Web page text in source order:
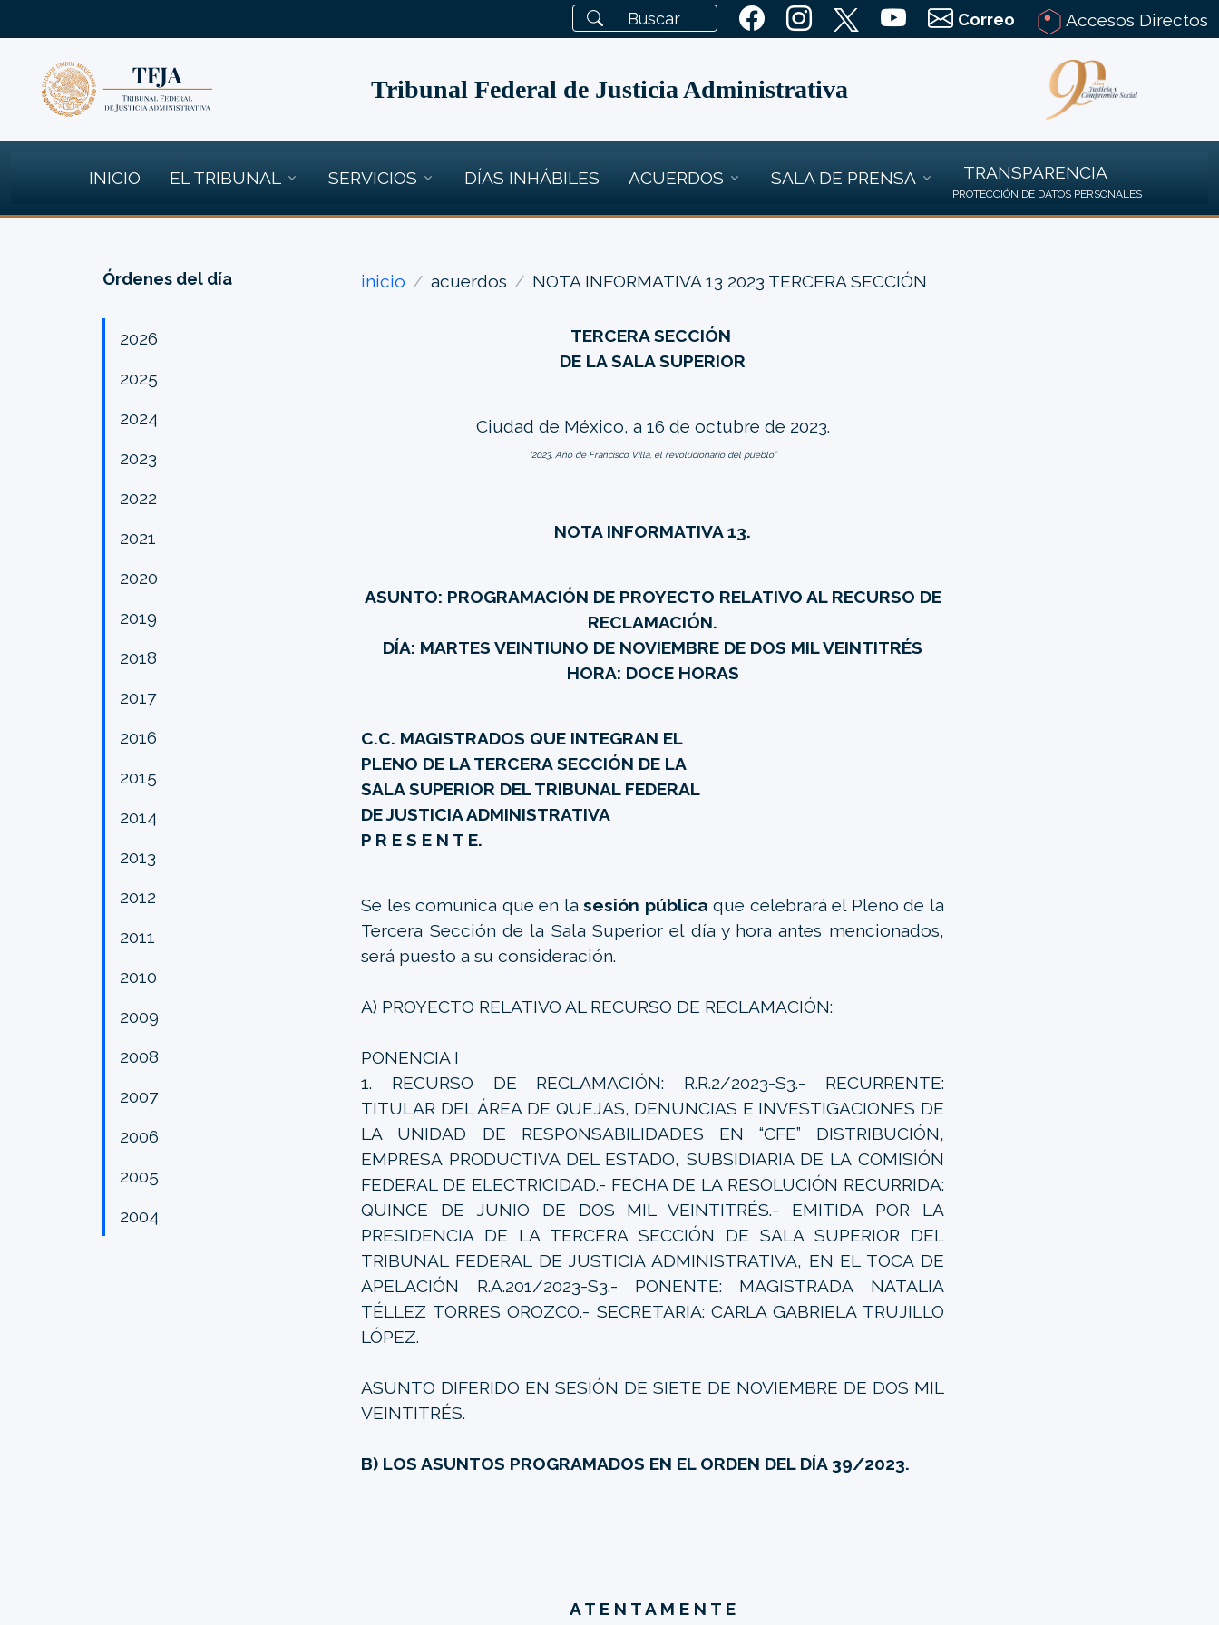
Correo Accesos Directos
Tribunal Federal de Justicia Administrativa
INICIO EL TRIBUNAL SERVICIOS DÍAS INHÁBILES ACUERDOS SALA DE PRENSA TRANSPARENCIA
PROTECCIÓN DE DATOS PERSONALES
Órdenes del día
2026
2025
2024
2023
2022
2021
2020
2019
2018
2017
2016
2015
2014
2013
2012
2011
2010
2009
2008
2007
2006
2005
2004
inicio acuerdos NOTA INFORMATIVA 13 2023 TERCERA SECCIÓN
TERCERA SECCIÓN
DE LA SALA SUPERIOR
Ciudad de México, a 16 de octubre de 2023.
“2023, Año de Francisco Villa, el revolucionario del pueblo”
NOTA INFORMATIVA 13.
ASUNTO: PROGRAMACIÓN DE PROYECTO RELATIVO AL RECURSO DE
RECLAMACIÓN.
DÍA: MARTES VEINTIUNO DE NOVIEMBRE DE DOS MIL VEINTITRÉS
HORA: DOCE HORAS
C.C. MAGISTRADOS QUE INTEGRAN EL
PLENO DE LA TERCERA SECCIÓN DE LA
SALA SUPERIOR DEL TRIBUNAL FEDERAL
DE JUSTICIA ADMINISTRATIVA
P R E S E N T E.
Se les comunica que en lasesión pública que celebrará el Pleno de la
Tercera Sección de la Sala Superior el día y hora antes mencionados,
será puesto a su consideración.
A) PROYECTO RELATIVO AL RECURSO DE RECLAMACIÓN:
PONENCIA I
1. RECURSO DE RECLAMACIÓN: R.R.2/2023-S3.- RECURRENTE:
TITULAR DEL ÁREA DE QUEJAS, DENUNCIAS E INVESTIGACIONES DE
LA UNIDAD DE RESPONSABILIDADES EN “CFE” DISTRIBUCIÓN,
EMPRESA PRODUCTIVA DEL ESTADO, SUBSIDIARIA DE LA COMISIÓN
FEDERAL DE ELECTRICIDAD.- FECHA DE LA RESOLUCIÓN RECURRIDA:
QUINCE DE JUNIO DE DOS MIL VEINTITRÉS.- EMITIDA POR LA
PRESIDENCIA DE LA TERCERA SECCIÓN DE SALA SUPERIOR DEL
TRIBUNAL FEDERAL DE JUSTICIA ADMINISTRATIVA, EN EL TOCA DE
APELACIÓN R.A.201/2023-S3.- PONENTE: MAGISTRADA NATALIA
TÉLLEZ TORRES OROZCO.- SECRETARIA: CARLA GABRIELA TRUJILLO
LÓPEZ.
ASUNTO DIFERIDO EN SESIÓN DE SIETE DE NOVIEMBRE DE DOS MIL
VEINTITRÉS.
B) LOS ASUNTOS PROGRAMADOS EN EL ORDEN DEL DÍA 39/2023.
A T E N T A M E N T E